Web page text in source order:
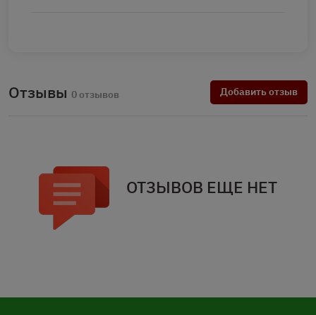
Отзывы 0 отзывов Добавить отзыв
ОТЗЫВОВ ЕЩЕ НЕТ